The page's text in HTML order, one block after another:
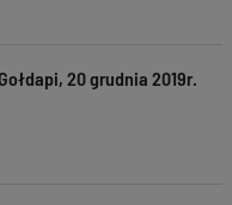
20 grudnia 2019r.